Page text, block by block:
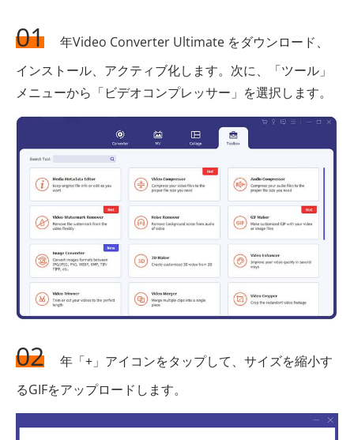
01
年Video Converter Ultimate をダウンロード、
インストール、アクティブ化します。次に、「ツール」
メニューから「ビデオコンプレッサー」を選択します。
02
年「+」アイコンをタップして、サイズを縮小す
るGIFをアップロードします。